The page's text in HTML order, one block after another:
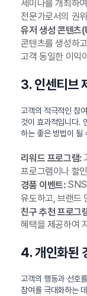
세미나를 개최하
전문가로서의 권
유저 생성 콘텐츠
콘텐츠를 생성하
고객 동일한 이익
3. 인센티브
고객의 적극적인 참
것이 효과적입니다.
하는 좋은 방법이 될
리워드 프로그램:
프로그램이나 할
경품 이벤트:SNS
유도하고, 브랜드
친구 추천 프로그
혜택을 제공하여
4. 개인화된
고객의 행동과 선호
참여를 극대화하는